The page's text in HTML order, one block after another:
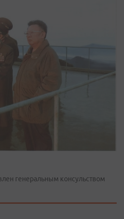
генеральным консульством